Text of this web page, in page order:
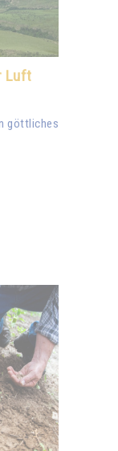
Luft
göttliches